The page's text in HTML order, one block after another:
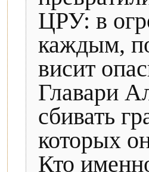
ЦРУ: в
каждым,
висит
Главари
сбивать
которых
Кто